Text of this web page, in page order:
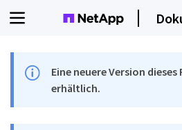
Eine neuere Version
erhältlich.